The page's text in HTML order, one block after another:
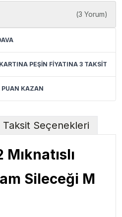
(3 Yorum)
PEŞİN FİYATINA 3 TAKSİT
PUAN KAZAN
Taksit Seçenekleri
Sileceği M